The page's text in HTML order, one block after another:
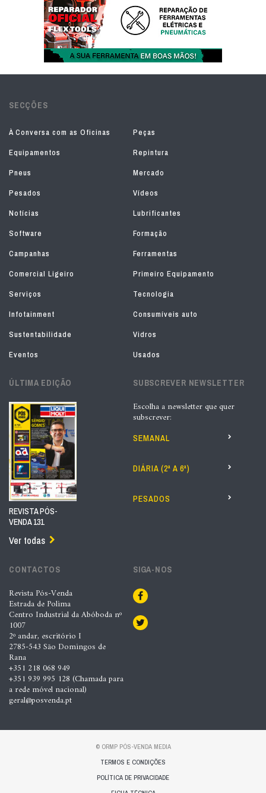
SECÇÕES
À Conversa com as Oficinas
Peças
Equipamentos
Repintura
Pneus
Mercado
Pesados
Vídeos
Notícias
Lubrificantes
Software
Formação
Campanhas
Ferramentas
Comercial Ligeiro
Primeiro Equipamento
Serviços
Tecnologia
Infotainment
Consumíveis auto
Sustentabilidade
Vidros
Eventos
Usados
ÚLTIMA EDIÇÃO
REVISTA PÓS-
VENDA 131
Ver todas
SUBSCREVER NEWSLETTER
Escolha a newsletter que quer
subscrever:
SEMANAL
DIÁRIA (2ª A 6ª)
PESADOS
CONTACTOS
Revista Pós-Venda
Estrada de Polima
Centro Industrial da Abóboda nº
1007
2º andar, escritório I
2785-543 São Domingos de
Rana
+351 218 068 949
+351 939 995 128 (Chamada para
a rede móvel nacional)
geral@posvenda.pt
SIGA-NOS
© ORMP PÓS-VENDA MEDIA
TERMOS E CONDIÇÕES
POLÍTICA DE PRIVACIDADE